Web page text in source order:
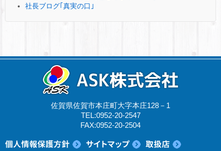
社長ブログ｢真実の口｣
佐賀県佐賀市本庄町大字本庄128－1
TEL:0952-20-2547
FAX:0952-20-2504